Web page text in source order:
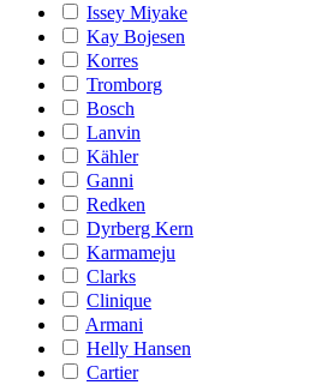
Issey Miyake
Kay Bojesen
Korres
Tromborg
Bosch
Lanvin
Kähler
Ganni
Redken
Dyrberg Kern
Karmameju
Clarks
Clinique
Armani
Helly Hansen
Cartier